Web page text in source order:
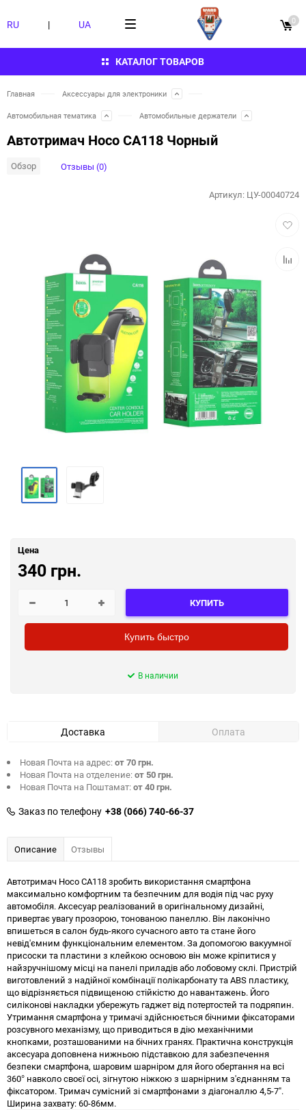
КАТАЛОГ ТОВАРОВ
RU | UA 0
Главная Аксессуары для электроники
Автомобильная тематика Автомобильные держатели
Автотримач Hoco CA118 Чорный
Обзор Отзывы (0)
Артикул: ЦУ-00040724
Цена
340 грн.
КУПИТЬ
Купить быстро
В наличии
Доставка Оплата
Новая Почта на адрес:от 70 грн.
Новая Почта на отделение:от 50 грн.
Новая Почта на Поштамат:от 40 грн.
Заказ по телефону +38 (066) 740-66-37
Описание Отзывы
Автотримач Hoco CA118 зробить використання смартфона
максимально комфортним та безпечним для водія під час руху
автомобіля. Аксесуар реалізований в оригінальному дизайні,
привертає увагу прозорою, тонованою панеллю. Він лаконічно
впишеться в салон будь-якого сучасного авто та стане його
невід'ємним функціональним елементом. За допомогою вакуумної
присоски та пластини з клейкою основою він може кріпитися у
найзручнішому місці на панелі приладів або лобовому склі. Пристрій
виготовлений з надійної комбінації полікарбонату та ABS пластику,
що відрізняється підвищеною стійкістю до навантажень. Його
силіконові накладки убережуть гаджет від потертостей та подряпин.
Утримання смартфона у тримачі здійснюється бічними фіксаторами
розсувного механізму, що приводиться в дію механічними
кнопками, розташованими на бічних гранях. Практична конструкція
аксесуара доповнена нижньою підставкою для забезпечення
безпеки смартфона, шаровим шарніром для його обертання на всі
360° навколо своєї осі, зігнутою ніжкою з шарнірним з'єднанням та
фіксатором. Тримач сумісний зі смартфонами з діагоналлю 4,5-7".
Ширина захвату: 60-86мм.